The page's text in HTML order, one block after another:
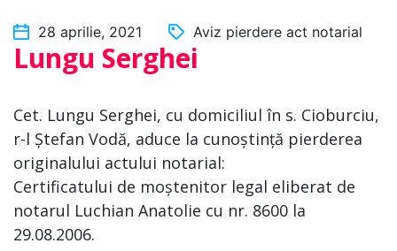
28 aprilie, 2021 Aviz pierdere act notarial
Lungu Serghei
Cet. Lungu Serghei, cu domiciliul în s. Cioburciu,
r-l Ștefan Vodă, aduce la cunoștință pierderea
originalului actului notarial:
Certificatului de moștenitor legal eliberat de
notarul Luchian Anatolie cu nr. 8600 la
29.08.2006.